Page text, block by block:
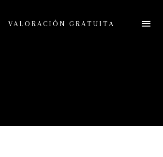
VALORACIÓN GRATUITA